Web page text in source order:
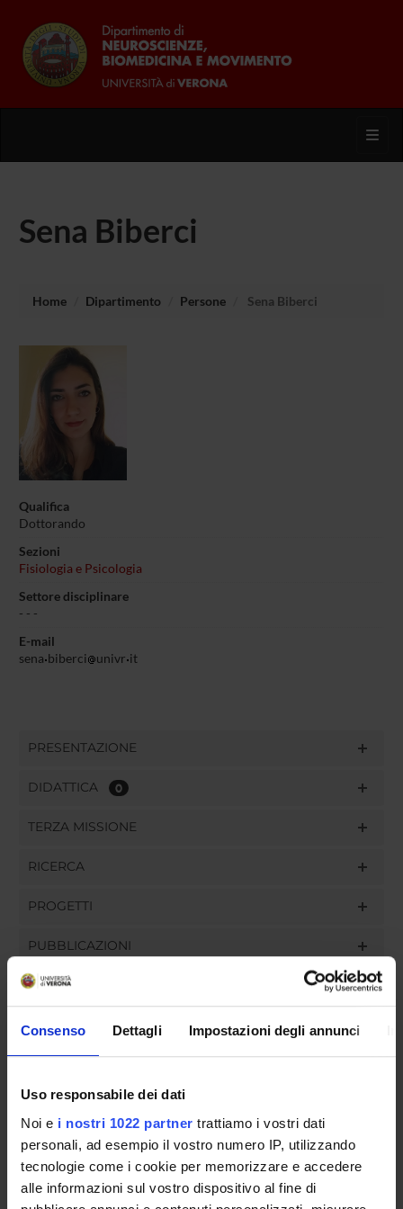
Consenso Dettagli Impostazioni degli annunci
Uso responsabile dei dati
Noi e i nostri 1022 partner trattiamo i vostri dati
personali, ad esempio il vostro numero IP, utilizzando
tecnologie come i cookie per memorizzare e accedere
alle informazioni sul vostro dispositivo al fine di
Sena Biberci
Home Dipartimento Persone Sena Biberci
Qualifica
Dottorando
Sezioni
Fisiologia e Psicologia
Settore disciplinare
- - -
E-mail
sena biberci univr it
PRESENTAZIONE
DIDATTICA 0
TERZA MISSIONE
RICERCA
PROGETTI
PUBBLICAZIONI
INCARICHI
GOVERNANCE
COMMISSIONI
UFFICI E STRUTTURE DI SERVIZIO